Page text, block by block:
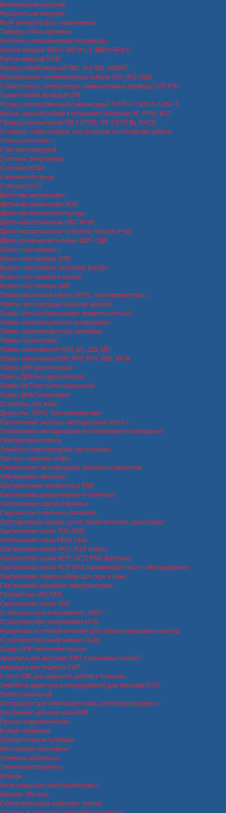
Выключатели нагрузки
Расцепители нагрузки
Реле контроля фаз / напряжения
Таймеры / Реле времени
Кабельно-проводниковая продукция
Кабели медные ВВГнг, ВВГнг-LS, ВВГнг-FRLS
Кабель медный NYM
Провод гибкий медный ПВС (КуГВВ) / ШВВП
Коаксиальные телевизионные кабели SAT / RG / КВК
Слаботочные, телефонные, компьютерные провода UTP, FTP
Термостойкий провод РКГМ
Провод изолированный самонесущий СИП-2 / СИП-3 / СИП-4
Кабель медный гибкий в резиновой изоляции КГ, РПШ, КОГ
Провод одножильный ПВ-1 (ПУВ), ПВ-3 (ПУГВ), ПНСВ
Силовые, термостойкие, контрольные и оптические кабели
Электросчетчики
Счетчики Меркурий
Счетчики Энергомера
Счетчики НЕВА
Счетчики Матрица
Счетчики ПСЧ
Щитки металлические
Щитки металлические ИЭК
Щитки металлические Кронус
Щитки металлические DKC IP-65
Щитки металлические Schneider Electric IP-66
Щиты распределительные ЩРС / ЩР
Боксы пластиковые
Боксы пластиковые ИЭК
Боксы пластиковые Schneider Electric
Боксы пластиковые Legrand
Боксы пластиковые ABB
Лампы различных типов, ЭПРА, трансформаторы
Лампы светодиодные (разные цоколи)
Лампы энергосберегающие люминисцентные
Лампы люминисцентные штырьковые
Лампы люминисцентные линейные
Лампы галогеновые
Лампы накаливания ЛОН, ДС, ДШ, МО
Лампы зеркальные R39, R50, R63, R80, ИКЗК
Лампы ДРЛ дроссельные
Лампы ДРВ без дроссельные
Лампы МГЛ металло-галогенные
Лампы ДНаТ натриевые
Стартеры для ламп
Дроссели, ЭПРА, Трансформаторы
Светильники, люстры, светодиодная лента
Светильники светодиодные встраиваемые и накладные
Светодиодная лента
Линейные светодиодные светильники
Люстры, торшеры и бра
Светильники светодиодные уличного освещения
Светильники офисные
Светодиодные прожекторы IP65
Светильники декоративные и точечные
Светильники садово-парковые
Садовые на солнечных батареях
Светодиодные шнуры, сетки, блоки питания, аксессуары
Светильники серии ЛПО IP20
Светильники серии НПО, НББ
Светильники серии РКУ / ЖКУ Кобры
Светильники серии НПП, НСП IP54 (Банные)
Светильники серии ЛСП IP65 (люминисцентные + светодиодные)
Светильники термостойкие для саун и бань
Светильники аварийно-эвакуационные
Прожекторы ИО, МГЛ
Светильники серии ЛПБ
Стабилизаторы напряжения , ИБП
Стабилизаторы напряжения ИЭК
Резервные источники питания для охранно-пожарных систем
Стабилизаторы напряжения Volter
Опоры ЛЭП железобетонные
Арматура для монтажа ЛЭП и кабельных линий
Арматура для подвеса СИП
Плита ПЗК для закрытия кабеля в траншее
Линейная арматура и оборудование для монтажа ЛЭП
Лента сигнальная
Инструмент для электромонтажа / электроинструмент
Инструмент для монтажа ЛЭП
Прессы гидравлические
Клещи обжимные
Измерительные приборы
Монтажный инструмент
Ножницы кабельные
Электроинструменты
Фонари
Аксессуары для электромонтажа
Крепеж / Метизы
Светосигнальная арматура, кнопки